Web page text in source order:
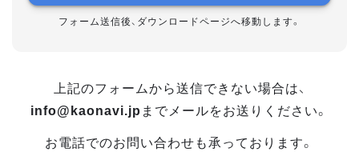
フォーム送信後、ダウンロードページへ移動します。
上記のフォームから送信できない場合は、
info@kaonavi.jp までメールをお送りください。
お電話でのお問い合わせも承っております。